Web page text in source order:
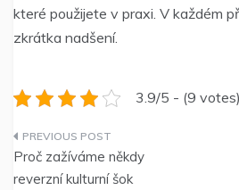
které použijete v praxi. V každém
zkrátka nadšení.
3.9/5 - (9 votes)
Navigace
pro
Proč zažíváme někdy
reverzní kulturní šok